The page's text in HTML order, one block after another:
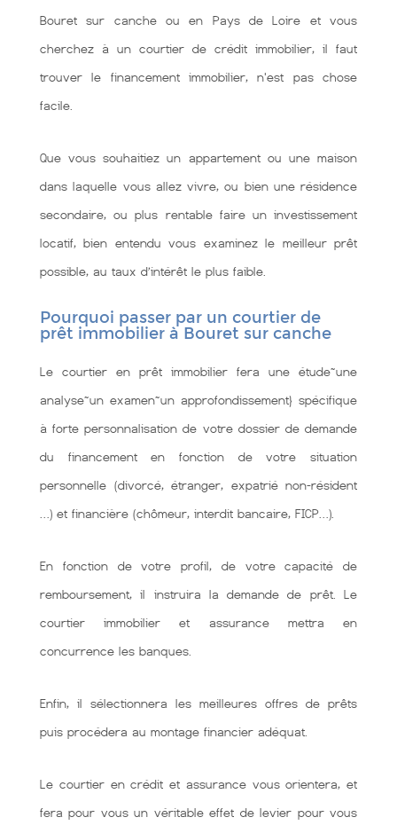
Bouret sur canche ou en Pays de Loire et vous
cherchez à un courtier de crédit immobilier, il faut
trouver le financement immobilier, n'est pas chose
facile.
Que vous souhaitiez un appartement ou une maison
dans laquelle vous allez vivre, ou bien une résidence
secondaire, ou plus rentable faire un investissement
locatif, bien entendu vous examinez le meilleur prêt
possible, au taux d’intérêt le plus faible.
Pourquoi passer par un courtier de
prêt immobilier à Bouret sur canche
Le courtier en prêt immobilier fera une étude~une
analyse~un examen~un approfondissement} spécifique
à forte personnalisation de votre dossier de demande
du financement en fonction de votre situation
personnelle (divorcé, étranger, expatrié non-résident
…) et financière (chômeur, interdit bancaire, FICP…).
En fonction de votre profil, de votre capacité de
remboursement, il instruira la demande de prêt. Le
courtier immobilier et assurance mettra en
concurrence les banques.
Enfin, il sélectionnera les meilleures offres de prêts
puis procédera au montage financier adéquat.
Le courtier en crédit et assurance vous orientera, et
fera pour vous un véritable effet de levier pour vous